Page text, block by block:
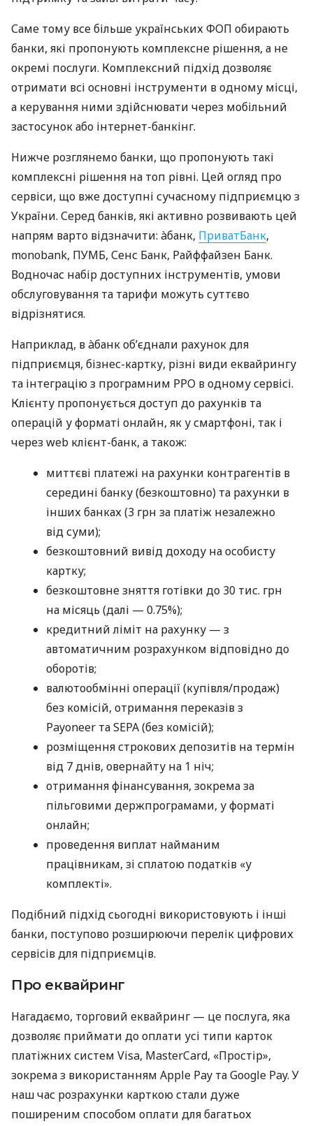
Саме тому все більше українських ФОП обирають
банки, які пропонують комплексне рішення, а не
окремі послуги. Комплексний підхід дозволяє
отримати всі основні інструменти в одному місці,
а керування ними здійснювати через мобільний
застосунок або інтернет-банкінг.
Нижче розглянемо банки, що пропонують такі
комплексні рішення на топ рівні. Цей огляд про
сервіси, що вже доступні сучасному підприємцю з
України. Серед банків, які активно розвивають цей
напрям варто відзначити: àбанк, ПриватБанк,
monobank, ПУМБ, Сенс Банк, Райффайзен Банк.
Водночас набір доступних інструментів, умови
обслуговування та тарифи можуть суттєво
відрізнятися.
Наприклад, в àбанк об’єднали рахунок для
підприємця, бізнес-картку, різні види еквайрингу
та інтеграцію з програмним РРО в одному сервісі.
Клієнту пропонується доступ до рахунків та
операцій у форматі онлайн, як у смартфоні, так і
через web клієнт-банк, а також:
миттєві платежі на рахунки контрагентів в
середині банку (безкоштовно) та рахунки в
інших банках (3 грн за платіж незалежно
від суми);
безкоштовний вивід доходу на особисту
картку;
безкоштовне зняття готівки до 30 тис. грн
на місяць (далі — 0.75%);
кредитний ліміт на рахунку — з
автоматичним розрахунком відповідно до
оборотів;
валютообмінні операції (купівля/продаж)
без комісій, отримання переказів з
Payoneer та SEPA (без комісій);
розміщення строкових депозитів на термін
від 7 днів, овернайту на 1 ніч;
отримання фінансування, зокрема за
пільговими держпрограмами, у форматі
онлайн;
проведення виплат найманим
працівникам, зі сплатою податків «у
комплекті».
Подібний підхід сьогодні використовують і інші
банки, поступово розширюючи перелік цифрових
сервісів для підприємців.
Про еквайринг
Нагадаємо, торговий еквайринг — це послуга, яка
дозволяє приймати до оплати усі типи карток
платіжних систем Visa, MasterCard, «Простір»,
зокрема з використанням Apple Pay та Google Pay. У
наш час розрахунки карткою стали дуже
поширеним способом оплати для багатьох